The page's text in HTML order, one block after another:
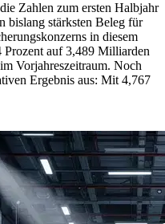
Zahlen zum ersten Halbjahr
bislang stärksten Beleg für
in diesem
Prozent auf 3,489 Milliarden
Vorjahreszeitraum. Noch
Ergebnis aus: Mit 4,767